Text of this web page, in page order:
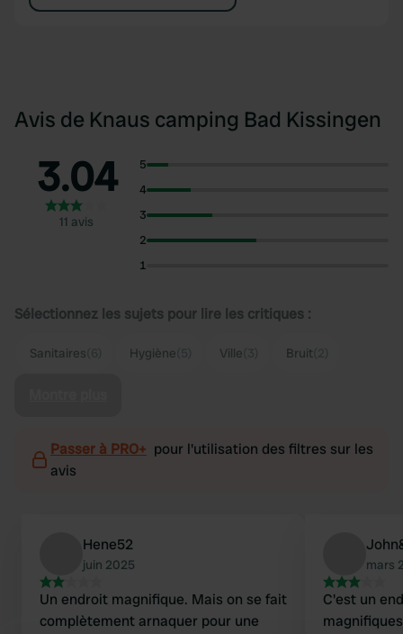
Avis de Knaus camping Bad Kissingen
3.04
11 avis
5
4
3
2
1
Sélectionnez les sujets pour lire les critiques :
Sanitaires Hygiène Ville Bruit
Passer à PRO+ pour l'utilisation des filtres sur les
avis
Hene52
juin 2025
Un endroit magnifique. Mais on se fait
complètement arnaquer pour une
mars
C'est un